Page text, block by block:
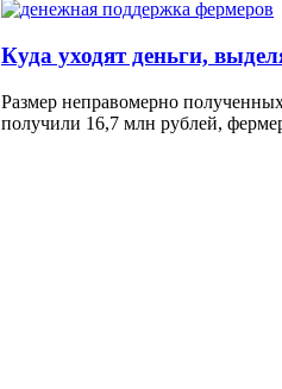
Куда уходят деньги,
Размер неправомерно
получили 16,7 млн рублей,